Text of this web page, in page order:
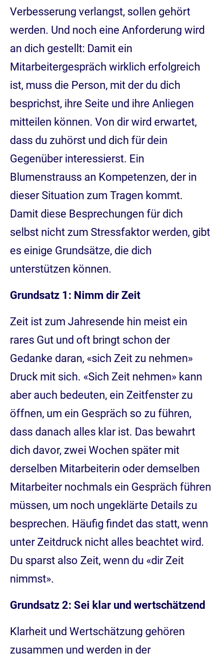
Verbesserung verlangst, sollen gehört
werden. Und noch eine Anforderung wird
an dich gestellt: Damit ein
Mitarbeitergespräch wirklich erfolgreich
ist, muss die Person, mit der du dich
besprichst, ihre Seite und ihre Anliegen
mitteilen können. Von dir wird erwartet,
dass du zuhörst und dich für dein
Gegenüber interessierst. Ein
Blumenstrauss an Kompetenzen, der in
dieser Situation zum Tragen kommt.
Damit diese Besprechungen für dich
selbst nicht zum Stressfaktor werden, gibt
es einige Grundsätze, die dich
unterstützen können.
Grundsatz 1: Nimm dir Zeit
Zeit ist zum Jahresende hin meist ein
rares Gut und oft bringt schon der
Gedanke daran, «sich Zeit zu nehmen»
Druck mit sich. «Sich Zeit nehmen» kann
aber auch bedeuten, ein Zeitfenster zu
öffnen, um ein Gespräch so zu führen,
dass danach alles klar ist. Das bewahrt
dich davor, zwei Wochen später mit
derselben Mitarbeiterin oder demselben
Mitarbeiter nochmals ein Gespräch führen
müssen, um noch ungeklärte Details zu
besprechen. Häufig findet das statt, wenn
unter Zeitdruck nicht alles beachtet wird.
Du sparst also Zeit, wenn du «dir Zeit
nimmst».
Grundsatz 2: Sei klar und wertschätzend
Klarheit und Wertschätzung gehören
zusammen und werden in der